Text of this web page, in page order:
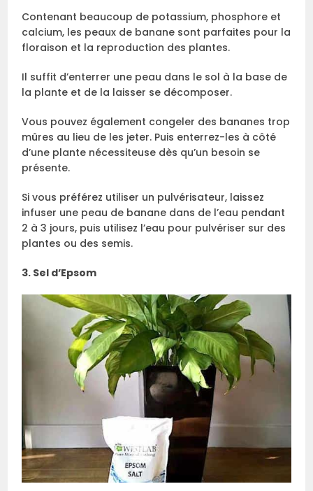
Contenant beaucoup de potassium, phosphore et
calcium, les peaux de banane sont parfaites pour la
floraison et la reproduction des plantes.
Il suffit d’enterrer une peau dans le sol à la base de
la plante et de la laisser se décomposer.
Vous pouvez également congeler des bananes trop
mûres au lieu de les jeter. Puis enterrez-les à côté
d’une plante nécessiteuse dès qu’un besoin se
présente.
Si vous préférez utiliser un pulvérisateur, laissez
infuser une peau de banane dans de l’eau pendant
2 à 3 jours, puis utilisez l’eau pour pulvériser sur des
plantes ou des semis.
3. Sel d’Epsom